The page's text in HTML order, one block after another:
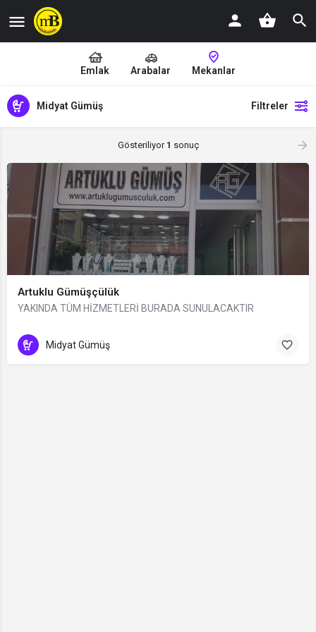
Emlak Arabalar Mekanlar
Midyat Gümüş Filtreler
Gösteriliyor 1 sonuç
Artuklu Gümüşçülük
YAKINDA TÜM HİZMETLERİ BURADA SUNULACAKTIR
Midyat Gümüş